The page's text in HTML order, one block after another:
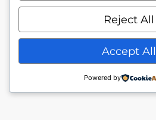
Conditions
Politique de
Reject All
Accept All
Powered by